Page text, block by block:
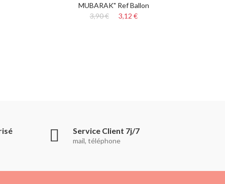
MUBARAK" Ref Ballon
3,90 €
3,12 €
Service Client 7j/7
mail, téléphone